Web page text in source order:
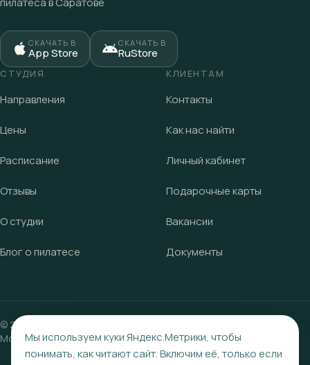
СКАЧАТЬ В
App Store
СКАЧАТЬ В
RuStore
СТУДИЯ
Направления
Цены
Расписание
Отзывы
О студии
Блог о пилатесе
КЛИЕНТАМ
Контакты
Как нас найти
Личный кабинет
Подарочные карты
Вакансии
Документы
© 2023
Московская, 49, домофон 54
Мы используем куки Яндекс.Метрики, чтобы
понимать, как читают сайт. Включим её, только если